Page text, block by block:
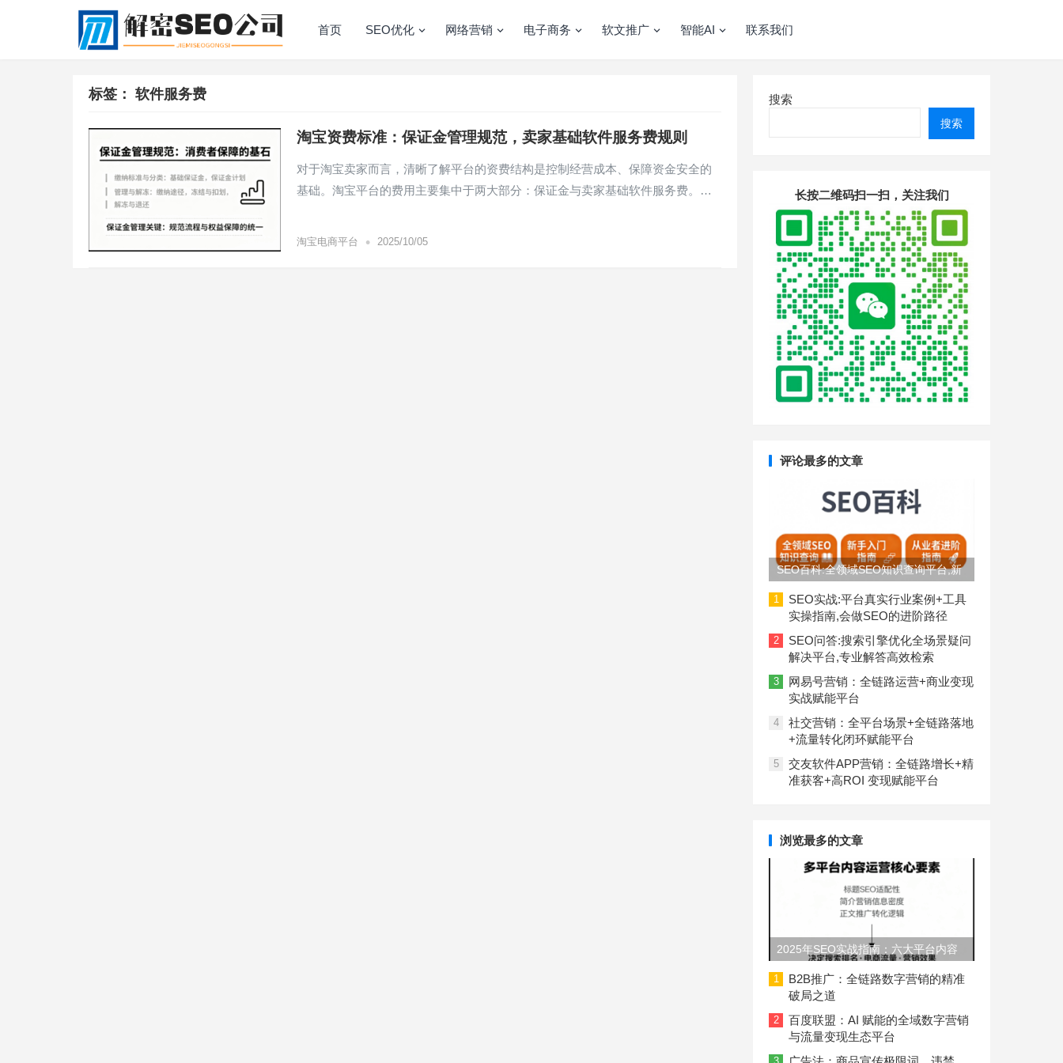
首页 SEO优化 网络营销 电子商务 软文推广 智能AI 联系我们
标签： 软件服务费
淘宝资费标准：保证金管理规范，卖家基础软件服务费规则
对于淘宝卖家而言，清晰了解平台的资费结构是控制经营成本、保障资金安全的
基础。淘宝平台的费用主要集中于两大部分：保证金与卖家基础软件服务费。…
淘宝电商平台 • 2025/10/05
搜索
搜索
长按二维码扫一扫，关注我们
评论最多的文章
SEO百科:全领域SEO知识查询平台,新
手入门到从业者进阶指南
1
SEO实战:平台真实行业案例+工具
实操指南,会做SEO的进阶路径
2
SEO问答:搜索引擎优化全场景疑问
解决平台,专业解答高效检索
3
网易号营销：全链路运营+商业变现
实战赋能平台
4
社交营销：全平台场景+全链路落地
+流量转化闭环赋能平台
5
交友软件APP营销：全链路增长+精
准获客+高ROI 变现赋能平台
浏览最多的文章
2025年SEO实战指南：六大平台内容
长度与结构规范
1
B2B推广：全链路数字营销的精准
破局之道
2
百度联盟：AI 赋能的全域数字营销
与流量变现生态平台